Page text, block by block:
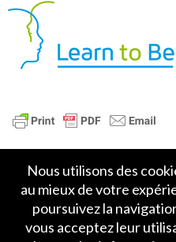
Nous utilisons des
au mieux de votre
poursuivez la
vous acceptez leur